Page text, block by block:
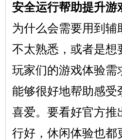
安全运行帮助提升游
为什么会需要用到
不太熟悉，或者是想
玩家们的游戏体验需
能够很好地帮助感受
喜爱。要看好官方推
行好，休闲体验也都